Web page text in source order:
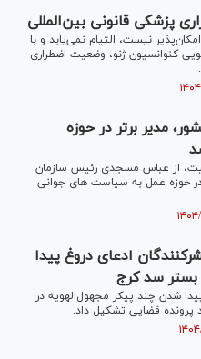
پزشکی قانونی بین‌المللی
نیست، التیام نمی‌یابد و با
کنوانسیون ژنو، وضعیت اضطراری
مدیر برتر در حوزه
از عباس مسجدی رئیس سازمان
در حوزه عمل به سیاست های جوانی
ادعای دروغ پیدا
بستر سد کرج
شدن چند پیکر مجهول‌الهویه در
پرونده قضایی تشکیل داد.